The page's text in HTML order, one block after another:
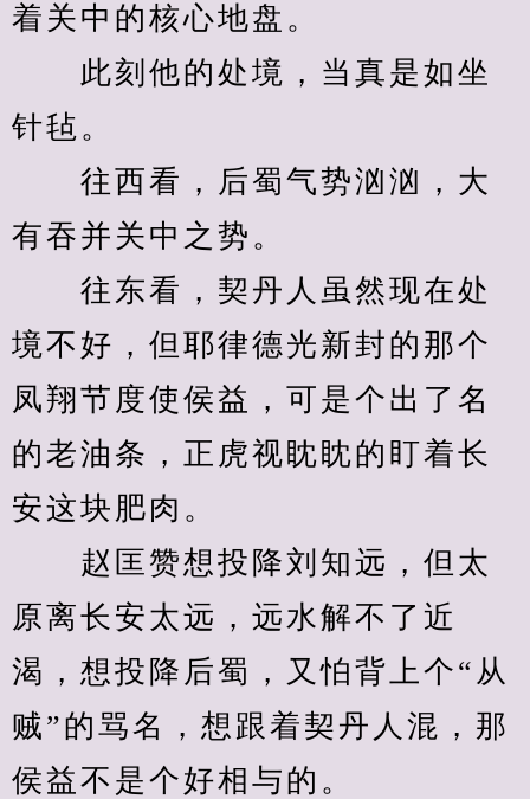
着关中的核心地盘。
此刻他的处境，当真是如坐
针毡。
往西看，后蜀气势汹汹，大
有吞并关中之势。
往东看，契丹人虽然现在处
境不好，但耶律德光新封的那个
凤翔节度使侯益，可是个出了名
的老油条，正虎视眈眈的盯着长
安这块肥肉。
赵匡赞想投降刘知远，但太
原离长安太远，远水解不了近
渴，想投降后蜀，又怕背上个“从
贼”的骂名，想跟着契丹人混，那
侯益不是个好相与的。